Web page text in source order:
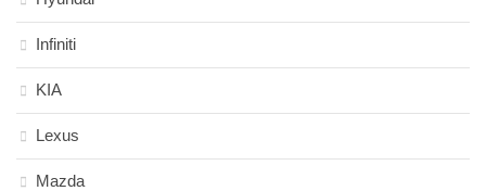
Infiniti
KIA
Lexus
Mazda